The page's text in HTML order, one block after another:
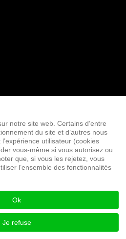
notre site web. Certains d’entre
du site et d’autres nous
utilisateur (cookies
vous-même si vous autorisez ou
que, si vous les rejetez, vous
l’ensemble des fonctionnalités
Ok
Je refuse